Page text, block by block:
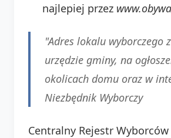
najlepiej przez
"Adres lokalu wyborczego
urzędzie gminy, na
okolicach domu oraz w
Niezbędnik Wyborczy
Centralny Rejestr Wyborców